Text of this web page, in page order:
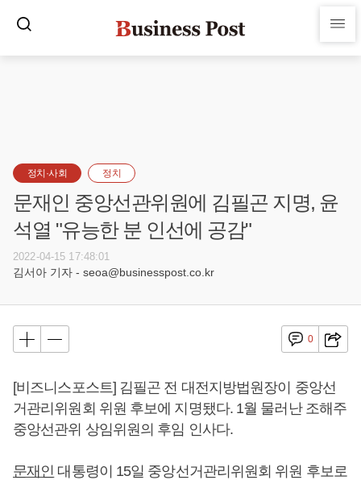
정치·사회 정치
문재인 중앙선관위원에 김필곤 지명, 윤
석열 "유능한 분 인선에 공감"
2022-04-15 17:48:01
김서아 기자 - seoa@businesspost.co.kr
0
[비즈니스포스트] 김필곤 전 대전지방법원장이 중앙선
거관리위원회 위원 후보에 지명됐다. 1월 물러난 조해주
중앙선관위 상임위원의 후임 인사다.
문재인 대통령이 15일 중앙선거관리위원회 위원 후보로